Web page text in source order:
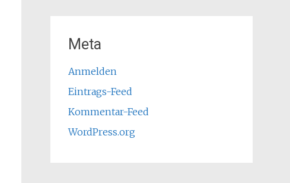
Meta
Anmelden
Eintrags-Feed
Kommentar-Feed
WordPress.org